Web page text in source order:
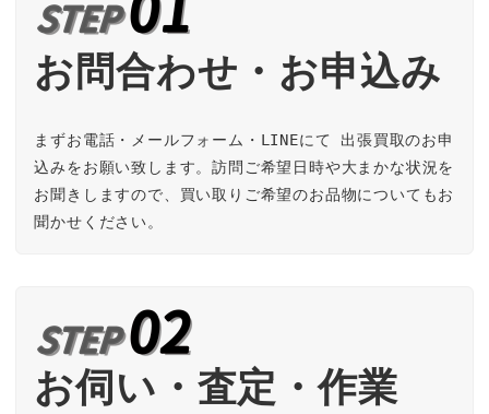
お問合わせ・お申込み
まずお電話・メールフォーム・LINEにて 出張買取のお申
込みをお願い致します。訪問ご希望日時や大まかな状況を
お聞きしますので、買い取りご希望のお品物についてもお
聞かせください。
お伺い・査定・作業